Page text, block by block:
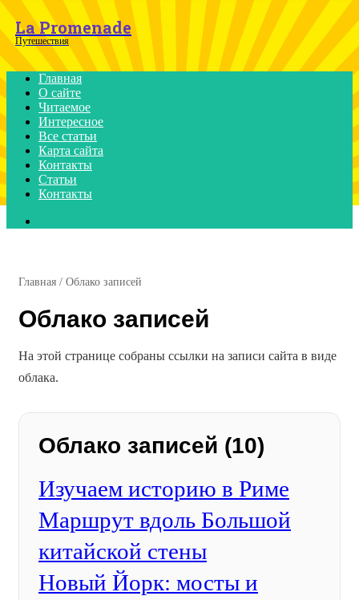
Menu
La Promenade
Путешествия
Главная
О сайте
Читаемое
Интересное
Все статьи
Карта сайта
Контакты
Статьи
Контакты
Главная / Облако записей
Облако записей
На этой странице собраны ссылки на записи сайта в виде
облака.
Облако записей (10)
Изучаем историю в Риме
Маршрут вдоль Большой
китайской стены
Новый Йорк: мосты и